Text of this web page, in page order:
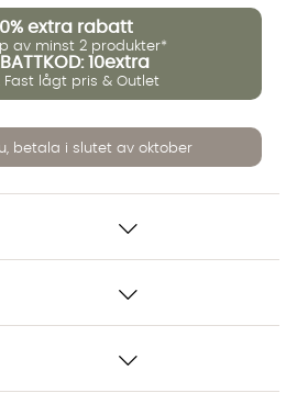
extra rabatt
av minst 2 produkter*
10extra
Fast lågt pris & Outlet
betala i slutet av oktober